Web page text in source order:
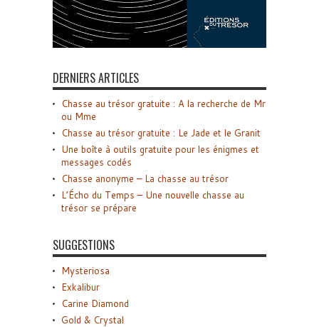
DERNIERS ARTICLES
Chasse au trésor gratuite : A la recherche de Mr
ou Mme
Chasse au trésor gratuite : Le Jade et le Granit
Une boîte à outils gratuite pour les énigmes et
messages codés
Chasse anonyme – La chasse au trésor
L’Écho du Temps – Une nouvelle chasse au
trésor se prépare
SUGGESTIONS
Mysteriosa
Exkalibur
Carine Diamond
Gold & Crystal